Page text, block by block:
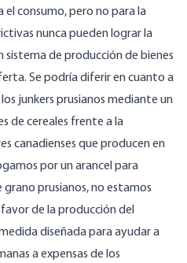
el consumo, pero no para la
nunca pueden lograr la
sistema de producción de bienes
Se podría diferir en cuanto a
junkers prusianos mediante un
de cereales frente a la
canadienses que producen en
por un arancel para
prusianos, no estamos
de la producción del
diseñada para ayudar a
a expensas de los